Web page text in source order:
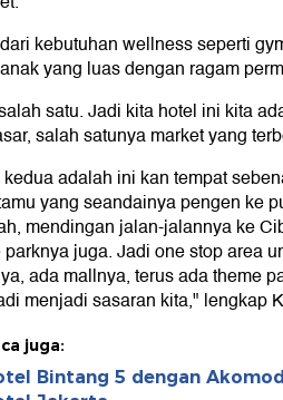
kebutuhan wellness seperti
yang luas dengan ragam
satu. Jadi kita hotel ini kita
salah satunya market yang
adalah ini kan tempat
yang seandainya pengen ke
mendingan jalan-jalannya ke
parknya juga. Jadi one stop area
ada mallnya, terus ada theme
menjadi sasaran kita," lengkap
juga:
Bintang 5 dengan